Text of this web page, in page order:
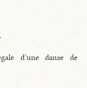
d’une danse de